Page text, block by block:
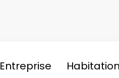
Entreprise Habitation